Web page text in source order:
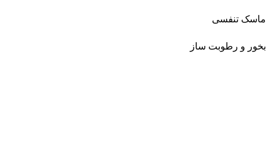
ماسک تنفسی
بخور و رطوبت ساز